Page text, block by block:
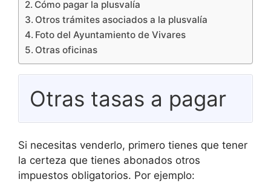
Cómo pagar la plusvalía
Otros trámites asociados a la plusvalía
Foto del Ayuntamiento de Vivares
Otras oficinas
Otras tasas a pagar
Si necesitas venderlo, primero tienes que tener
la certeza que tienes abonados otros
impuestos obligatorios. Por ejemplo: